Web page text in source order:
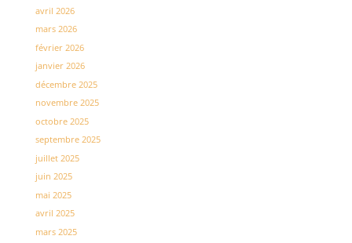
avril 2026
mars 2026
février 2026
janvier 2026
décembre 2025
novembre 2025
octobre 2025
septembre 2025
juillet 2025
juin 2025
mai 2025
avril 2025
mars 2025